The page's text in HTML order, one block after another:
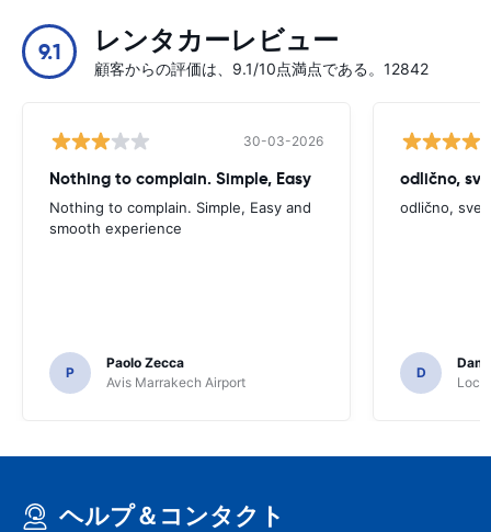
9.1 レンタカーレビュー
顧客からの評価は、9.1/10点満点である。12842
30-03-2026
Nothing to complain. Simple, Easy
Nothing to complain. Simple, Easy and
smooth experience
P
Paolo Zecca
Avis Marrakech Airport
odlično,
odlično, sve
D
ヘルプ＆コンタクト